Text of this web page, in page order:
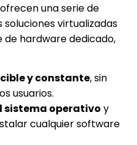
una serie de
virtualizadas
hardware dedicado,
y constante, sin
usuarios.
sistema operativo y
cualquier software